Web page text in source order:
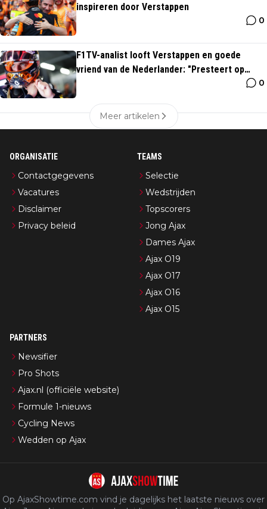
inspireren door Verstappen
0
F1TV-analist looft Verstappen en goede
vriend van de Nederlander: "Presteert op
0
Meer artikelen
ORGANISATIE
Contactgegevens
Vacatures
Disclaimer
Privacy beleid
TEAMS
Selectie
Wedstrijden
Topscorers
Jong Ajax
Dames Ajax
Ajax O19
Ajax O17
Ajax O16
Ajax O15
PARTNERS
Newsifier
Pro Shots
Ajax.nl (officiële website)
Formule 1-nieuws
Cycling News
Wedden op Ajax
Op AjaxShowtime.com vind je dagelijks het laatste nieuws over